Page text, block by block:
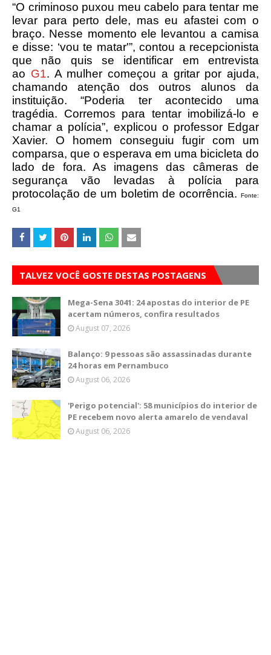
“O criminoso puxou meu cabelo para tentar me
levar para perto dele, mas eu afastei com o
braço. Nesse momento ele levantou a camisa
e disse: ‘vou te matar'”, contou a recepcionista
que não quis se identificar em entrevista
ao G1. A mulher começou a gritar por ajuda,
chamando atenção dos outros alunos da
instituição. “Poderia ter acontecido uma
tragédia. Corremos para tentar imobilizá-lo e
chamar a polícia”, explicou o professor Edgar
Xavier. O homem conseguiu fugir com um
comparsa, que o esperava em uma bicicleta do
lado de fora. As imagens das câmeras de
segurança vão levadas à polícia para
protocolação de um boletim de ocorrência.
Fonte:
G1
TALVEZ VOCÊ GOSTE DESTAS POSTAGENS
Mega-Sena 3041: 24 apostas do interior de PE
acertam números, confira resultados
August 07, 2026
Balanço: 9 pessoas são assassinadas durante
24 horas em Pernambuco
August 06, 2026
'Perigo potencial': 58 municípios do interior de
PE recebem novo alerta amarelo de vendaval
August 06, 2026